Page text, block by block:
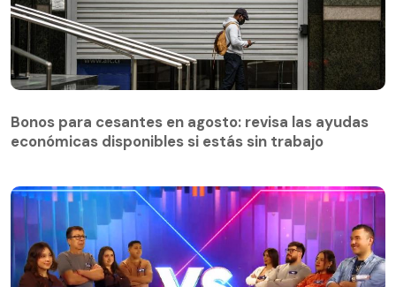
Bonos para cesantes en agosto: revisa las ayudas
económicas disponibles si estás sin trabajo